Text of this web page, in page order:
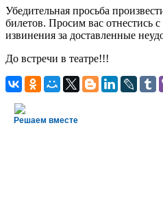
Убедительная просьба
билетов. Просим вас отнестись
извинения за доставленные
До встречи в театре!!!
Решаем вместе